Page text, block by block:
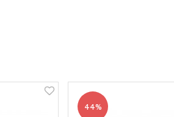
44%